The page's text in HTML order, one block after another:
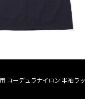
コーデュラナイロン 半袖ラッ